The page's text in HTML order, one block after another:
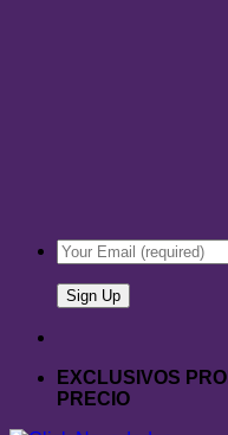
EXCLUSIVOS
PRECIO